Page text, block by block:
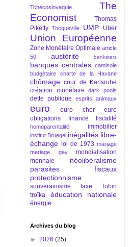
Tchécoslovaquie
The
Economist
Thomas
Piketty Tocqueville UMP Uber
Union Européenne
Zone Monétaire Optimale article
50
austérité banksters
banques centrales camisole
budgétaire
charte de la Havane
chômage cour de Karlsruhe
création monétaire
dark pools
dette publique esprits animaux
euro euro cher
euro
obligations
finance fiscalité
homoparentalité immobilier
institut Bruegel inégalités libre-
échange
loi de 1973 mariage
mariage gay
mondialisation
monnaie
néolibéralisme
parasites fiscaux
protectionnisme
souverainisme
taxe Tobin
troïka
éducation nationale
énergie
Archives du blog
► 2026 (25)